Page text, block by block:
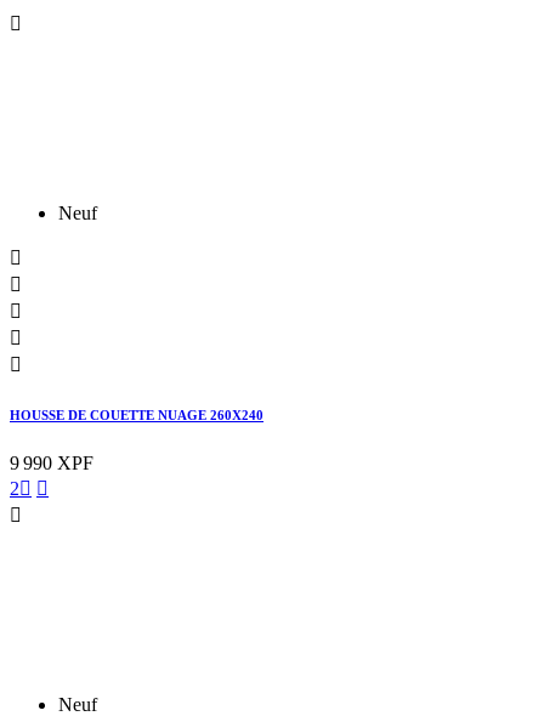

Neuf





HOUSSE DE COUETTE NUAGE 260X240
9 990 XPF
2 

Neuf